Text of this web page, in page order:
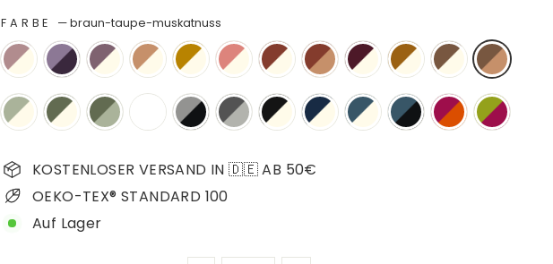
FARBE —braun-taupe-muskatnuss
KOSTENLOSER VERSAND IN 🇩🇪 AB 50€
OEKO-TEX® STANDARD 100
Auf Lager